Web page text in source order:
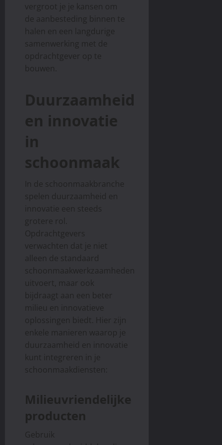
vergroot je je kansen om
de aanbesteding binnen te
halen en een langdurige
samenwerking met de
opdrachtgever op te
bouwen.
Duurzaamheid
en innovatie
in
schoonmaak
In de schoonmaakbranche
spelen duurzaamheid en
innovatie een steeds
grotere rol.
Opdrachtgevers
verwachten dat je niet
alleen de standaard
schoonmaakwerkzaamheden
uitvoert, maar ook
bijdraagt aan een beter
milieu en innovatieve
oplossingen biedt. Hier zijn
enkele manieren waarop je
duurzaamheid en innovatie
kunt integreren in je
schoonmaakdiensten:
Milieuvriendelijke
producten
Gebruik